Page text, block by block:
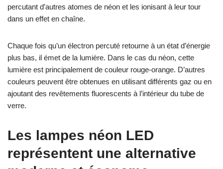
percutant d’autres atomes de néon et les ionisant à leur tour
dans un effet en chaîne.
Chaque fois qu’un électron percuté retourne à un état d’énergie
plus bas, il émet de la lumière. Dans le cas du néon, cette
lumière est principalement de couleur rouge-orange. D’autres
couleurs peuvent être obtenues en utilisant différents gaz ou en
ajoutant des revêtements fluorescents à l’intérieur du tube de
verre.
Les lampes néon LED
représentent une alternative